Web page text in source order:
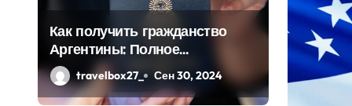
Как получить гражданство
Аргентины: Полное
руководство
travelbox27_ Сен 30, 2024